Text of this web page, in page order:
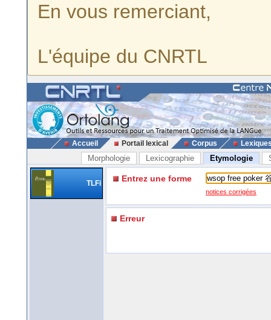
En vous remerciant,
L'équipe du CNRTL
Accueil Portail lexical Corpus
Morphologie Lexicographie Etymologie
TLFi Entrez une forme
notices corrigées
Erreur